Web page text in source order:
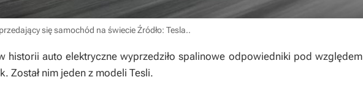
się samochód na świecieŹródło: Tesla..
historii auto elektryczne wyprzedziło spalinowe odpowiedniki pod względem
Został nim jeden z modeli Tesli.